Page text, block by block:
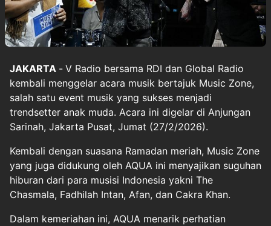
JAKARTA - V Radio bersama RDI dan Global Radio
kembali menggelar acara musik bertajuk Music Zone,
salah satu event musik yang sukses menjadi
trendsetter anak muda. Acara ini digelar di Anjungan
Sarinah, Jakarta Pusat, Jumat (27/2/2026).
Kembali dengan suasana Ramadan meriah, Music Zone
yang juga didukung oleh AQUA ini menyajikan suguhan
hiburan dari para musisi Indonesia yakni The
Chasmala, Fadhilah Intan, Afan, dan Cakra Khan.
Dalam kemeriahan ini, AQUA menarik perhatian